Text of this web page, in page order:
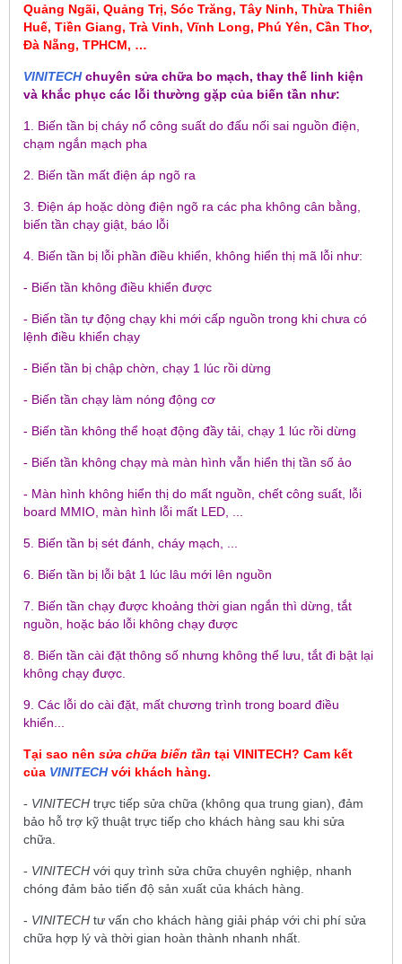
Quảng Ngãi, Quảng Trị, Sóc Trăng, Tây Ninh, Thừa Thiên
Huế, Tiền Giang, Trà Vinh, Vĩnh Long, Phú Yên, Cần Thơ,
Đà Nẵng, TPHCM, …
VINITECHchuyên sửa chữa bo mạch, thay thế linh kiện
và khắc phục các lỗi thường gặp của biến tần như:
1. Biến tần bị cháy nổ công suất do đấu nối sai nguồn điện,
chạm ngắn mạch pha
2. Biến tần mất điện áp ngõ ra
3. Điện áp hoặc dòng điện ngõ ra các pha không cân bằng,
biến tần chạy giật, báo lỗi
4. Biến tần bị lỗi phần điều khiển, không hiển thị mã lỗi như:
- Biến tần không điều khiển được
- Biến tần tự động chạy khi mới cấp nguồn trong khi chưa có
lệnh điều khiển chạy
- Biến tần bị chập chờn, chạy 1 lúc rồi dừng
- Biến tần chạy làm nóng động cơ
- Biến tần không thể hoạt động đầy tải, chạy 1 lúc rồi dừng
- Biến tần không chạy mà màn hình vẫn hiển thị tần số ảo
- Màn hình không hiển thị do mất nguồn, chết công suất, lỗi
board MMIO, màn hình lỗi mất LED, ...
5. Biến tần bị sét đánh, cháy mạch, ...
6. Biến tần bị lỗi bật 1 lúc lâu mới lên nguồn
7. Biến tần chạy được khoảng thời gian ngắn thì dừng, tắt
nguồn, hoặc báo lỗi không chạy được
8. Biến tần cài đặt thông số nhưng không thể lưu, tắt đi bật lại
không chạy được.
9. Các lỗi do cài đặt, mất chương trình trong board điều
khiển...
Tại sao nên sửa chữa biến tần tại VINITECH? Cam kết
của VINITECHvới khách hàng.
- VINITECH trực tiếp sửa chữa (không qua trung gian), đảm
bảo hỗ trợ kỹ thuật trực tiếp cho khách hàng sau khi sửa
chữa.
- VINITECH với quy trình sửa chữa chuyên nghiệp, nhanh
chóng đảm bảo tiến độ sản xuất của khách hàng.
- VINITECH tư vấn cho khách hàng giải pháp với chi phí sửa
chữa hợp lý và thời gian hoàn thành nhanh nhất.